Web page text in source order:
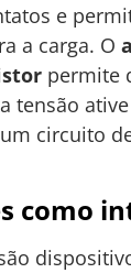
e
a carga. O
permite
tensão
circuito
como